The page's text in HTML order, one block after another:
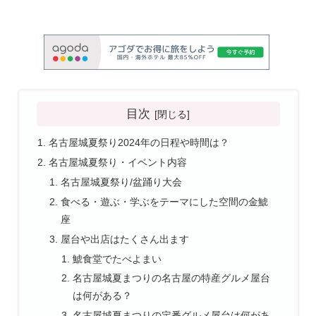
目次
名古屋城夏祭り2024年の日程や時間は？
名古屋城夏祭り・イベント内容
名古屋城夏祭り/盆踊り大会
食べる・遊ぶ・学ぶをテーマにした空間の金鯱
座
屋台や出店はたくさん出ます
鯱食堂でたべよまい
名古屋城夏まつりの名古屋の特産グルメ屋台
は何がある？